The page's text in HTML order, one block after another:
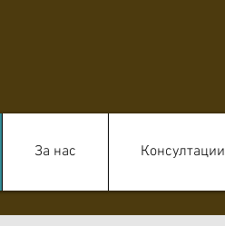
За нас Консултации